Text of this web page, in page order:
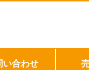
い合わせ